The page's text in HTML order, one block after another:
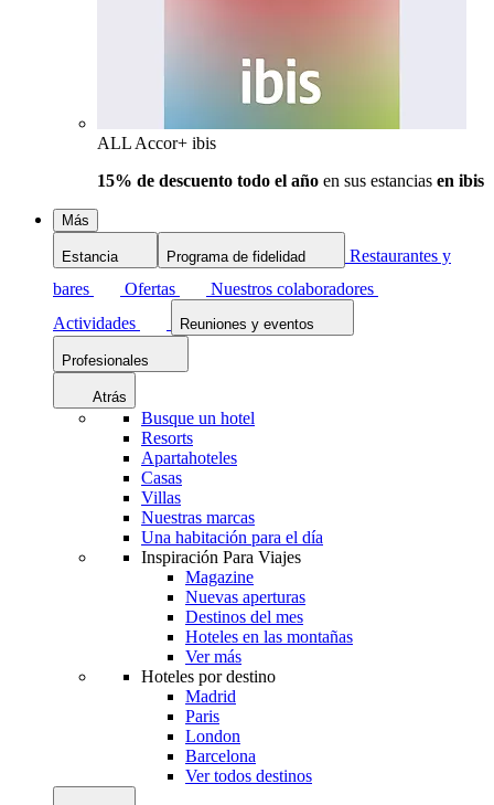
ALL Accor+ ibis
15% de descuento todo el año en sus estancias en ibis
Más
Estancia Programa de fidelidad
Restaurantes y
bares
Ofertas
Nuestros colaboradores
Actividades
Reuniones y eventos
Profesionales
Atrás
Busque un hotel
Resorts
Apartahoteles
Casas
Villas
Nuestras marcas
Una habitación para el día
Inspiración Para Viajes
Magazine
Nuevas aperturas
Destinos del mes
Hoteles en las montañas
Ver más
Hoteles por destino
Madrid
Paris
London
Barcelona
Ver todos destinos